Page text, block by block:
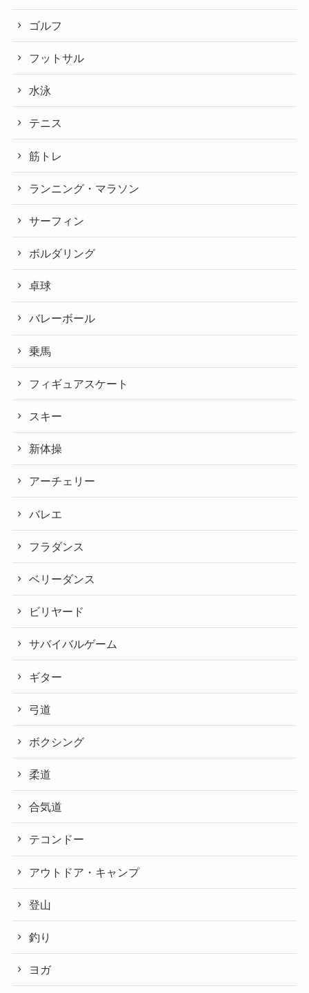
ゴルフ
フットサル
水泳
テニス
筋トレ
ランニング・マラソン
サーフィン
ボルダリング
卓球
バレーボール
乗馬
フィギュアスケート
スキー
新体操
アーチェリー
バレエ
フラダンス
ベリーダンス
ビリヤード
サバイバルゲーム
ギター
弓道
ボクシング
柔道
合気道
テコンドー
アウトドア・キャンプ
登山
釣り
ヨガ